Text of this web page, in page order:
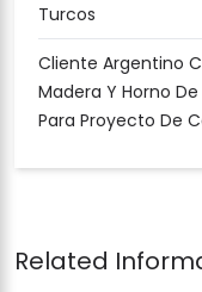
Turcos
Cliente Argentino
Madera Y Horno
Para Proyecto De